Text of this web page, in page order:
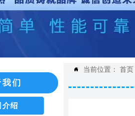
们
介绍
 当前位置：首页